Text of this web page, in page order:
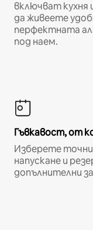
включват кухня
да живеете
перфектната
под наем.
Гъвкавост, от
Изберете
напускане и
допълнителни